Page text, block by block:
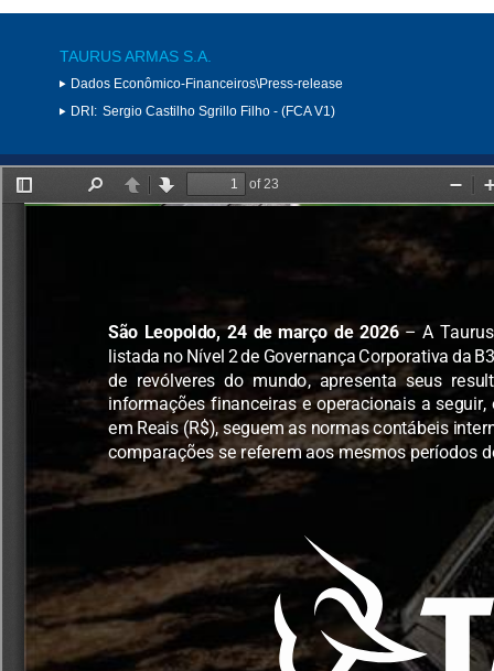
TAURUS ARMAS S.A.
Dados Econômico-Financeiros\Press-release
DRI: Sergio Castilho Sgrillo Filho - (FCA V1)